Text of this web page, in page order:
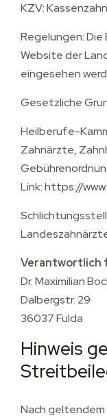
KZV:
Regelungen:
Website der
eingesehen
Gesetzliche
Heilberufe-
Zahnärzte,
Link: https://
Verantwortlich
Dr. Maximilian
Dalbergstr. 29
36037 Fulda
Hinweis
Nach